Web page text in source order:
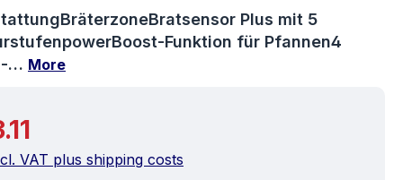
Plus mit 5
Funktion für Pfannen4
… More
VAT plus shipping costs